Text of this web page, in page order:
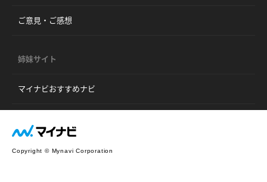
ご意見・ご感想
姉妹サイト
マイナビおすすめナビ
Copyright © Mynavi Corporation